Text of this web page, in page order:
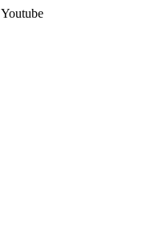
Youtube